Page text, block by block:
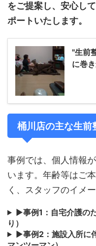
をご提案し、安心し
ポートいたします。
"生前
に巻
桶川店の主な生前
事例では、個人情報
います。年齢等はご
く、スタッフのイメ
▶事例1：自宅介護の
り）
▶事例2：施設入所に